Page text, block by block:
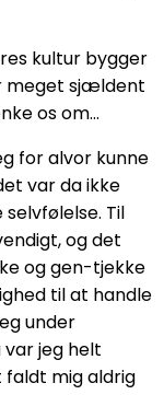
kultur bygger
meget sjældent
os om…
for alvor kunne
var da ikke
Til
og det
og gen-tjekke
til at handle
under
jeg helt
faldt mig aldrig